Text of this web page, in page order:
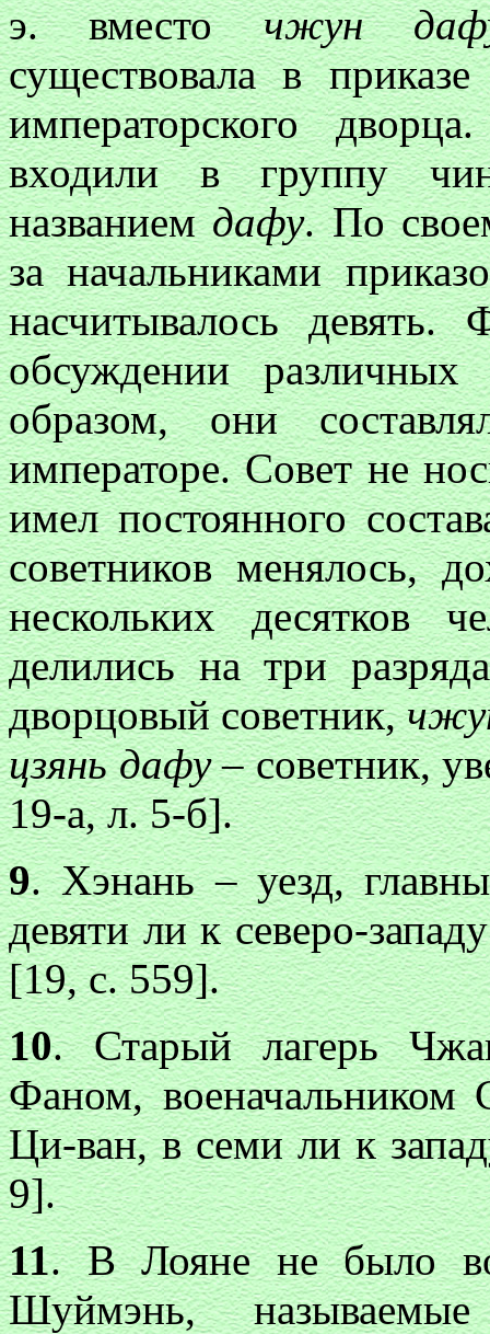
э. вместочжун
существовала в
императорского
входили в группу
названиемдафу. По
за начальниками
насчитывалось
обсуждении
образом, они
императоре. Совет не
имел постоянного
советников менялось,
нескольких десятков
делились на три
дворцовый советник,
цзянь дафу– советник,
19-а, л. 5-б].
9. Хэнань – уезд,
девяти ли к северо-
[19, с. 559].
10. Старый лагерь
Фаном,
Ци-ван, в семи ли к
9].
11. В Лояне не было
Шуймэнь,